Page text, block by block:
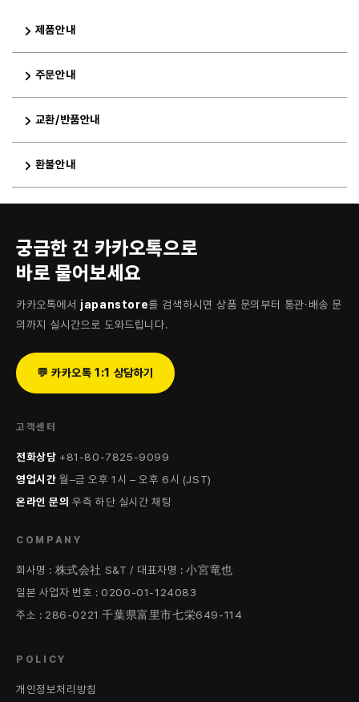
제품안내
주문안내
교환/반품안내
환불안내
궁금한 건 카카오톡으로
바로 물어보세요
카카오톡에서 japanstore를 검색하시면 상품 문의부터 통관·배송 문
의까지 실시간으로 도와드립니다.
💬 카카오톡 1:1 상담하기
고객센터
전화상담 +81-80-7825-9099
영업시간 월–금 오후 1시 – 오후 6시 (JST)
온라인 문의 우측 하단 실시간 채팅
COMPANY
회사명 : 株式会社 S&T / 대표자명 : 小宮竜也
일본 사업자 번호 : 0200-01-124083
주소 : 286-0221 千葉県富里市七栄649-114
POLICY
개인정보처리방침